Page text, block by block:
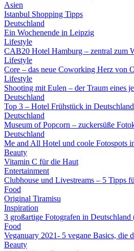
Asien
Istanbul Shopping Tipps
Deutschland
Ein Wochenende in Leipzig
Lifestyle
CAB20 Hotel Hamburg – zentral zum
Lifestyle
Core – das neue Coworking Herz von
Lifestyle
Shooting mit Eulen – der Traum eines
Deutschland
Top 3 – Hotel Frühstück in Deutschland
Deutschland
Museum of Popcorn – zuckersüße
Deutschland
Me and All Hotel und coole Fotospots
Beauty
Vitamin C für die Haut
Entertainment
Clubhouse und Livestreams – 5 Tipps
Food
Original Tiramisu
Inspiration
3 großartige Fotografen in
Food
Veganuary 2021- 5 vegane Basics, die
Beauty